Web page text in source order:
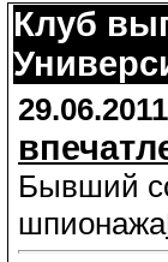
Клуб
29.06.2011
Бывший
шпионажа